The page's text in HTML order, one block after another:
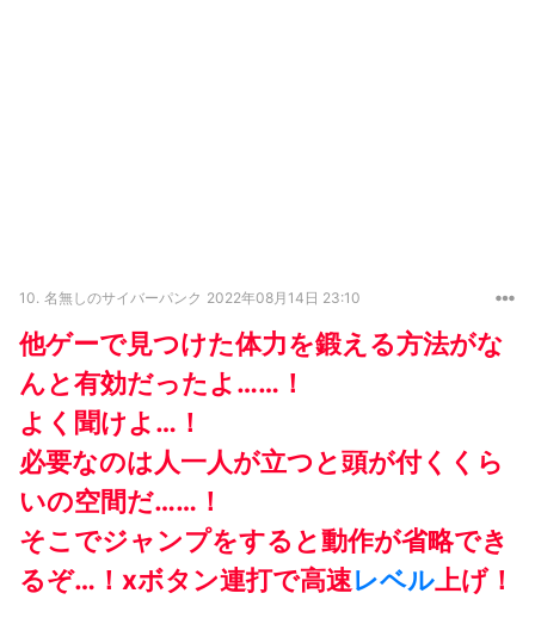
10. 名無しのサイバーパンク 2022年08月14日 23:10
他ゲーで見つけた体力を鍛える方法がな
んと有効だったよ……！
よく聞けよ…！
必要なのは人一人が立つと頭が付くくら
いの空間だ……！
そこでジャンプをすると動作が省略でき
るぞ…！xボタン連打で高速レベル上げ！